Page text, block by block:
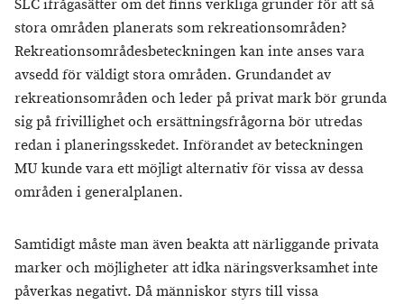
SLC ifrågasätter om det finns verkliga grunder för att så
stora områden planerats som rekreationsområden?
Rekreationsområdesbeteckningen kan inte anses vara
avsedd för väldigt stora områden. Grundandet av
rekreationsområden och leder på privat mark bör grunda
sig på frivillighet och ersättningsfrågorna bör utredas
redan i planeringsskedet. Införandet av beteckningen
MU kunde vara ett möjligt alternativ för vissa av dessa
områden i generalplanen.
Samtidigt måste man även beakta att närliggande privata
marker och möjligheter att idka näringsverksamhet inte
påverkas negativt. Då människor styrs till vissa